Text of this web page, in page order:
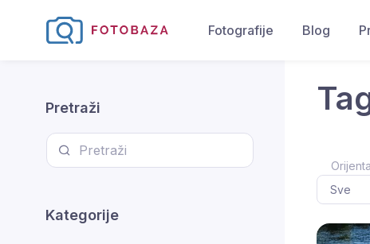
Fotografije Blog
Pretraži
Kategorije